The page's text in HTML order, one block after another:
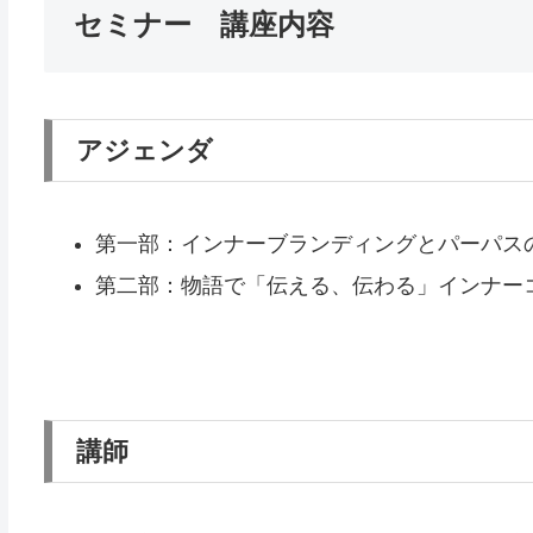
セミナー 講座内容
アジェンダ
第一部：インナーブランディングとパーパス
第二部：物語で「伝える、伝わる」インナー
講師